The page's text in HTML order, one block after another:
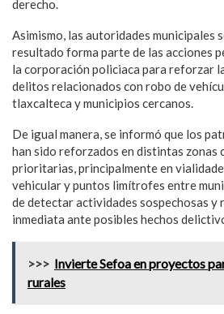
derecho.
Asimismo, las autoridades municipales
resultado forma parte de las acciones
la corporación policiaca para reforzar
delitos relacionados con robo de
tlaxcalteca y municipios cercanos.
De igual manera, se informó que los
han sido reforzados en distintas zonas
prioritarias, principalmente en
vehicular y puntos limítrofes entre
de detectar actividades sospechosas y
inmediata ante posibles hechos
>>> Invierte Sefoa en proyectos
rurales